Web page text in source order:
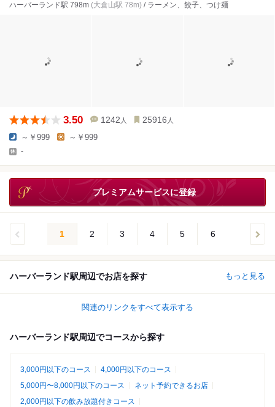
ハーバーランド駅 798m (大倉山駅 78m) / ラーメン、餃子、つけ麺
3.50 1242 人 25916 人
～￥999 ～￥999
-
プレミアムサービスに登録
1 2 3 4 5 6
ハーバーランド駅周辺でお店を探す もっと見る
関連のリンクをすべて表示する
ハーバーランド駅周辺でコースから探す
3,000円以下のコース
4,000円以下のコース
5,000円〜8,000円以下のコース
ネット予約できるお店
2,000円以下の飲み放題付きコース